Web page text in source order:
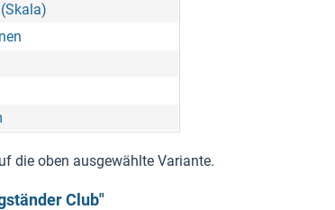
die oben ausgewählte Variante.
Club"